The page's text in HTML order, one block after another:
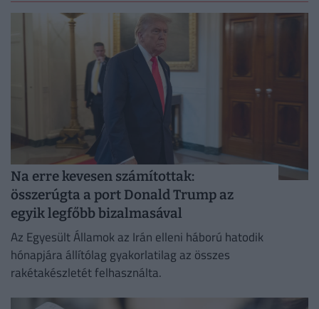
Na erre kevesen számítottak:
összerúgta a port Donald Trump az
egyik legfőbb bizalmasával
Az Egyesült Államok az Irán elleni háború hatodik
hónapjára állítólag gyakorlatilag az összes
rakétakészletét felhasználta.